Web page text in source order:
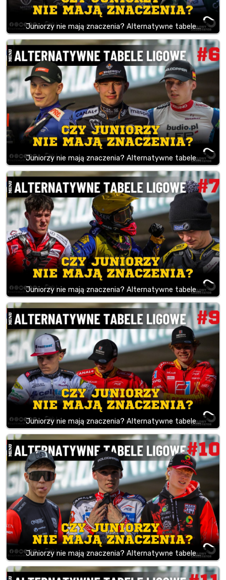
Juniorzy nie mają znaczenia? Alternatywne tabele…
Juniorzy nie mają znaczenia? Alternatywne tabele…
Juniorzy nie mają znaczenia? Alternatywne tabele…
Juniorzy nie mają znaczenia? Alternatywne tabele…
Juniorzy nie mają znaczenia? Alternatywne tabele…